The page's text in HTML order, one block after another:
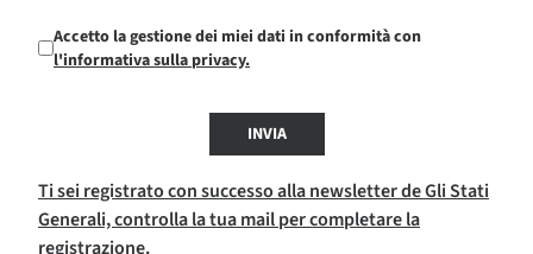
Accetto la gestione dei miei dati in conformità con
l'informativa sulla privacy.
INVIA
Ti sei registrato con successo alla newsletter de Gli Stati
Generali, controlla la tua mail per completare la
registrazione.